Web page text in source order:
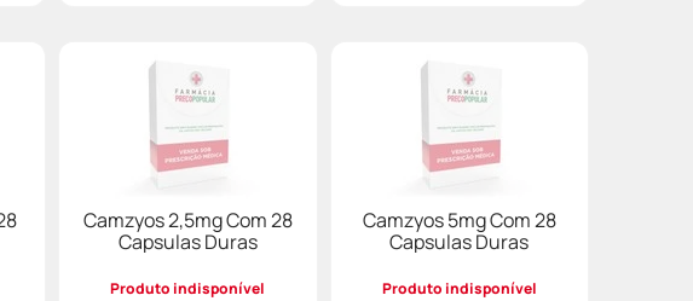
Camzyos 2,5mg Com 28
Capsulas Duras
Produto indisponível
Camzyos 5mg Com 28
Capsulas Duras
Produto indisponível